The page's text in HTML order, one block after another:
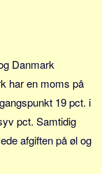
Danmark
har en moms på
19 pct. i
pct. Samtidig
afgiften på øl og